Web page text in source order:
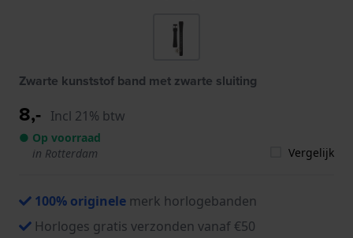
Zwarte kunststof band met zwarte sluiting
8,- Incl 21% btw
● Op voorraad
in Rotterdam
Vergelijk
100% originele merk horlogebanden
Horloges gratis verzonden vanaf €50